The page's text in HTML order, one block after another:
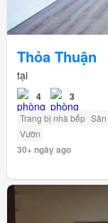
Thỏa Thuận
tại
4 3
Trang bị nhà bếp Sân
Vườn
30+ ngày ago